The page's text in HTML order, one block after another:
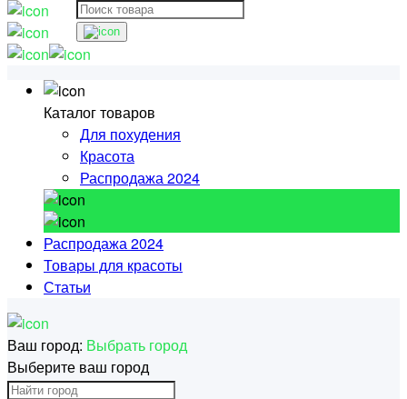
Каталог товаров
Для похудения
Красота
Распродажа 2024
Распродажа 2024
Товары для красоты
Статьи
Ваш город: Выбрать город
Выберите ваш город